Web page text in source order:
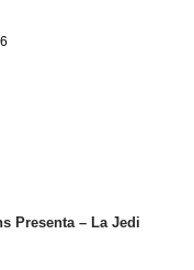
Presenta – La Jedi